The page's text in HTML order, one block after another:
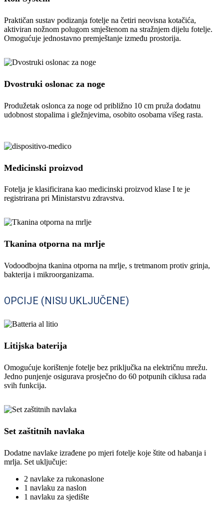
Praktičan sustav podizanja fotelje na četiri neovisna kotačića,
aktiviran nožnom polugom smještenom na stražnjem dijelu fotelje.
Omogućuje jednostavno premještanje između prostorija.
Dvostruki oslonac za noge
Produžetak oslonca za noge od približno 10 cm pruža dodatnu
udobnost stopalima i gležnjevima, osobito osobama višeg rasta.
Medicinski proizvod
Fotelja je klasificirana kao medicinski proizvod klase I te je
registrirana pri Ministarstvu zdravstva.
Tkanina otporna na mrlje
Vodoodbojna tkanina otporna na mrlje, s tretmanom protiv grinja,
bakterija i mikroorganizama.
OPCIJE (NISU UKLJUČENE)
Litijska baterija
Omogućuje korištenje fotelje bez priključka na električnu mrežu.
Jedno punjenje osigurava prosječno do 60 potpunih ciklusa rada
svih funkcija.
Set zaštitnih navlaka
Dodatne navlake izrađene po mjeri fotelje koje štite od habanja i
mrlja. Set uključuje:
2 navlake za rukonaslone
1 navlaku za naslon
1 navlaku za sjedište